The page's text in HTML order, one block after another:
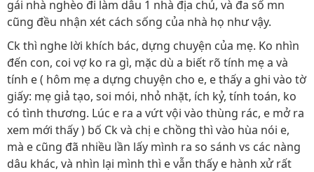
gái nhà nghèo đi làm dâu 1 nhà địa chủ, và đa số mn
cũng đều nhận xét cách sống của nhà họ như vậy.
Ck thì nghe lời khích bác, dựng chuyện của mẹ. Ko nhìn
đến con, coi vợ ko ra gì, mặc dù a biết rõ tính mẹ a và
tính e ( hôm mẹ a dựng chuyện cho e, e thấy a ghi vào tờ
giấy: mẹ giả tạo, soi mói, nhỏ nhặt, ích kỷ, tính toán, ko
có tình thương. Lúc e ra a vứt vội vào thùng rác, e mở ra
xem mới thấy ) bố Ck và chị e chồng thì vào hùa nói e,
mà e cũng đã nhiều lần lấy mình ra so sánh vs các nàng
dâu khác, và nhìn lại mình thì e vẫn thấy e hành xử rất